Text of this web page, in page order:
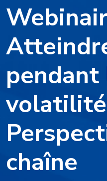
pendant
chaîne